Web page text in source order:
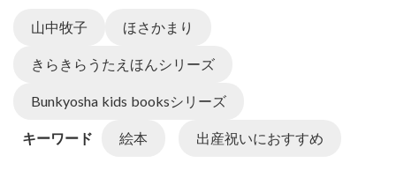
山中牧子 ほさかまり
きらきらうたえほんシリーズ
Bunkyosha kids booksシリーズ
キーワード 絵本 出産祝いにおすすめ